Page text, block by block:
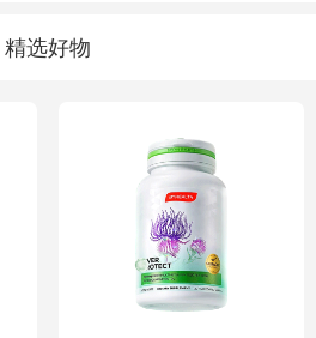
精选好物